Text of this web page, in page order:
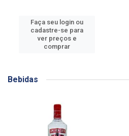
Faça seu login ou
cadastre-se para
ver preços e
comprar
Bebidas